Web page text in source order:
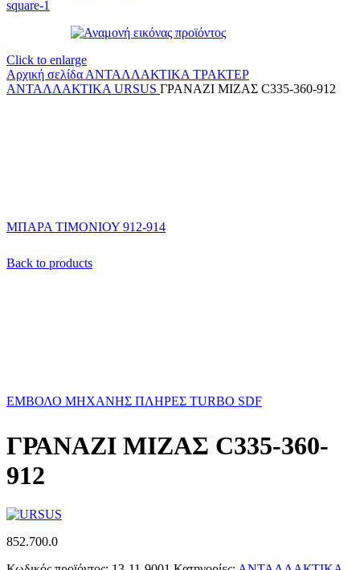
Click to enlarge
Αρχική σελίδα ΑΝΤΑΛΛΑΚΤΙΚΑ ΤΡΑΚΤΕΡ
ΑΝΤΑΛΛΑΚΤΙΚΑ URSUS ΓΡΑΝΑΖΙ ΜΙΖΑΣ C335-360-912
ΜΠΑΡΑ ΤΙΜΟΝΙΟΥ 912-914
Back to products
ΕΜΒΟΛΟ ΜΗΧΑΝΗΣ ΠΛΗΡΕΣ TURBO SDF
ΓΡΑΝΑΖΙ ΜΙΖΑΣ C335-360-
912
852.700.0